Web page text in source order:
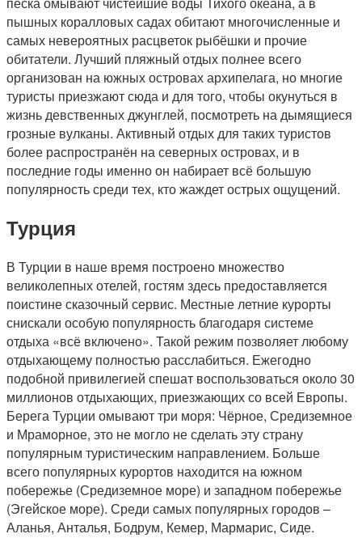
пышных коралловых садах обитают многочисленные и
самых невероятных расцветок рыбёшки и прочие
обитатели. Лучший пляжный отдых полнее всего
организован на южных островах архипелага, но многие
туристы приезжают сюда и для того, чтобы окунуться в
жизнь девственных джунглей, посмотреть на дымящиеся
грозные вулканы. Активный отдых для таких туристов
более распространён на северных островах, и в
последние годы именно он набирает всё большую
популярность среди тех, кто жаждет острых ощущений.
Турция
В Турции в наше время построено множество
великолепных отелей, гостям здесь предоставляется
поистине сказочный сервис. Местные летние курорты
снискали особую популярность благодаря системе
отдыха «всё включено». Такой режим позволяет любому
отдыхающему полностью расслабиться. Ежегодно
подобной привилегией спешат воспользоваться около 30
миллионов отдыхающих, приезжающих со всей Европы.
Берега Турции омывают три моря: Чёрное, Средиземное
и Мраморное, это не могло не сделать эту страну
популярным туристическим направлением. Больше
всего популярных курортов находится на южном
побережье (Средиземное море) и западном побережье
(Эгейское море). Среди самых популярных городов –
Аланья, Анталья, Бодрум, Кемер, Мармарис, Сиде.